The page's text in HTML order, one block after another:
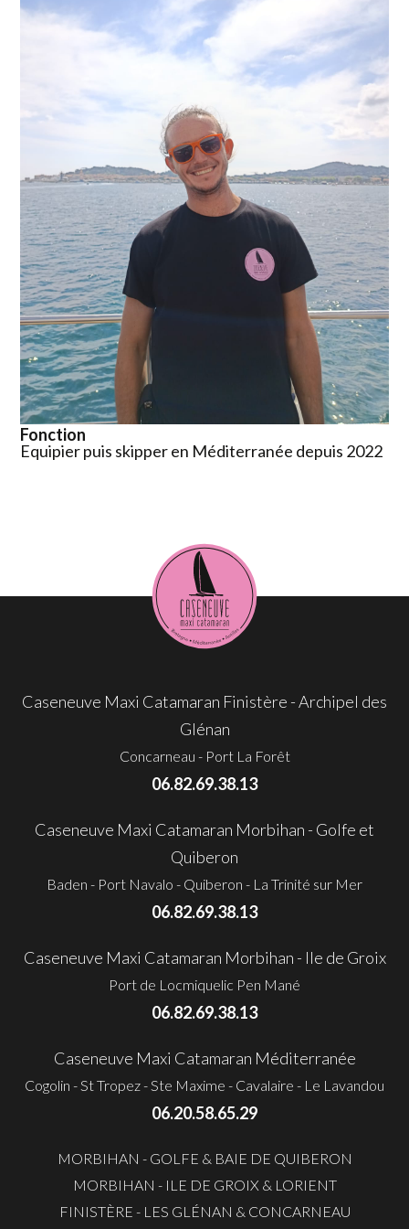
Fonction
Equipier puis skipper en Méditerranée depuis 2022
Caseneuve Maxi Catamaran Finistère - Archipel des
Glénan
Concarneau - Port La Forêt
06.82.69.38.13
Caseneuve Maxi Catamaran Morbihan - Golfe et
Quiberon
Baden - Port Navalo - Quiberon - La Trinité sur Mer
06.82.69.38.13
Caseneuve Maxi Catamaran Morbihan - Ile de Groix
Port de Locmiquelic Pen Mané
06.82.69.38.13
Caseneuve Maxi Catamaran Méditerranée
Cogolin - St Tropez - Ste Maxime - Cavalaire - Le Lavandou
06.20.58.65.29
MORBIHAN - GOLFE & BAIE DE QUIBERON
MORBIHAN - ILE DE GROIX & LORIENT
FINISTÈRE - LES GLÉNAN & CONCARNEAU